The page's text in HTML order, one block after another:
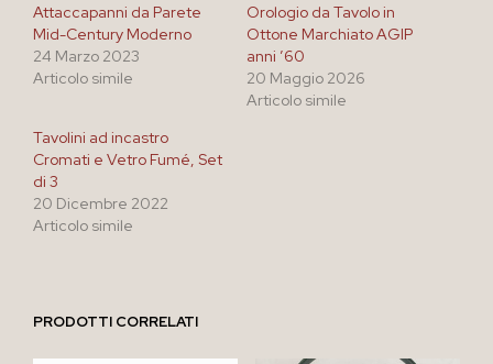
Attaccapanni da Parete
Mid-Century Moderno
24 Marzo 2023
Articolo simile
Orologio da Tavolo in
Ottone Marchiato AGIP
anni ’60
20 Maggio 2026
Articolo simile
Tavolini ad incastro
Cromati e Vetro Fumé, Set
di 3
20 Dicembre 2022
Articolo simile
PRODOTTI CORRELATI